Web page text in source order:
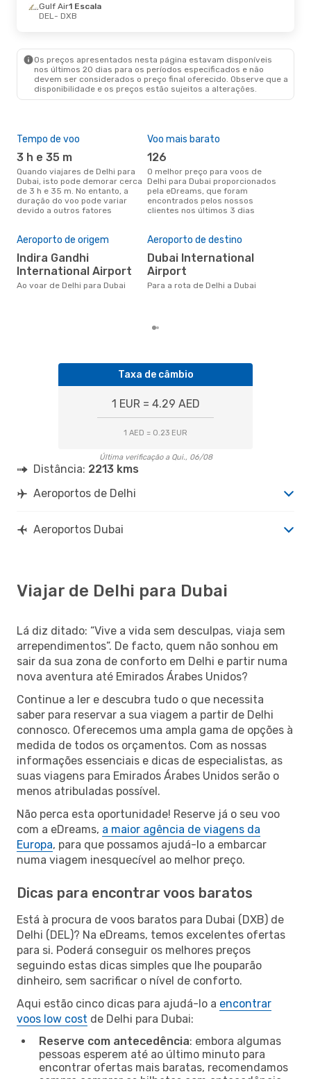
Air India Express 1 Escala
DXB- DEL
Gulf Air1 Escala
DEL- DXB
Os preços apresentados nesta página estavam disponíveis
nos últimos 20 dias para os períodos especificados e não
devem ser considerados o preço final oferecido. Observe que a
disponibilidade e os preços estão sujeitos a alterações.
Tempo de voo
3 h e 35 m
Quando viajares de Delhi para
Dubai, isto pode demorar cerca
de 3 h e 35 m. No entanto, a
duração do voo pode variar
devido a outros fatores
Voo mais barato
126
O melhor preço para voos de
Delhi para Dubai proporcionados
pela eDreams, que foram
encontrados pelos nossos
clientes nos últimos 3 dias
Aeroporto de origem
Indira Gandhi
International Airport
Ao voar de Delhi para Dubai
Aeroporto de destino
Dubai International
Airport
Para a rota de Delhi a Dubai
Taxa de câmbio
1 EUR = 4.29 AED
1 AED = 0.23 EUR
Última verificação a Qui., 06/08
Distância: 2213 kms
Aeroportos de Delhi
Aeroportos Dubai
Viajar de Delhi para Dubai
Lá diz ditado: “Vive a vida sem desculpas, viaja sem
arrependimentos”. De facto, quem não sonhou em
sair da sua zona de conforto em Delhi e partir numa
nova aventura até Emirados Árabes Unidos?
Continue a ler e descubra tudo o que necessita
saber para reservar a sua viagem a partir de Delhi
connosco. Oferecemos uma ampla gama de opções à
medida de todos os orçamentos. Com as nossas
informações essenciais e dicas de especialistas, as
suas viagens para Emirados Árabes Unidos serão o
menos atribuladas possível.
Não perca esta oportunidade! Reserve já o seu voo
com a eDreams, a maior agência de viagens da
Europa, para que possamos ajudá-lo a embarcar
numa viagem inesquecível ao melhor preço.
Dicas para encontrar voos baratos
Está à procura de voos baratos para Dubai (DXB) de
Delhi (DEL)? Na eDreams, temos excelentes ofertas
para si. Poderá conseguir os melhores preços
seguindo estas dicas simples que lhe pouparão
dinheiro, sem sacrificar o nível de conforto.
Aqui estão cinco dicas para ajudá-lo a encontrar
voos low cost de Delhi para Dubai:
Reserve com antecedência: embora algumas
pessoas esperem até ao último minuto para
encontrar ofertas mais baratas, recomendamos